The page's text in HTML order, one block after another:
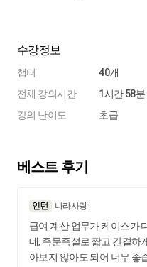
수강정보
챕터
전체 강의시간
강의 난이도
40개
1시간 58분
초급
베스트 후기
나라사랑
급여 계산 업무가 케이스가
데, 즉문즉설로 짧고 간결하
아보지 않아도 되어 너무 좋